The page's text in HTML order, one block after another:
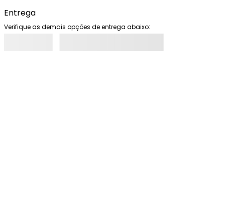
Entrega
Verifique as demais opções de entrega abaixo: